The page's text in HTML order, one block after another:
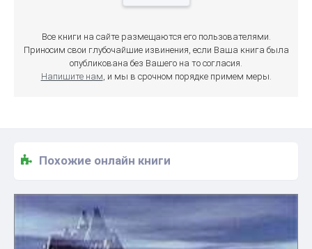
Все книги на сайте размещаются его пользователями.
Приносим свои глубочайшие извинения, если Ваша книга была
опубликована без Вашего на то согласия.
Напишите нам , и мы в срочном порядке примем меры.
Похожие онлайн книги